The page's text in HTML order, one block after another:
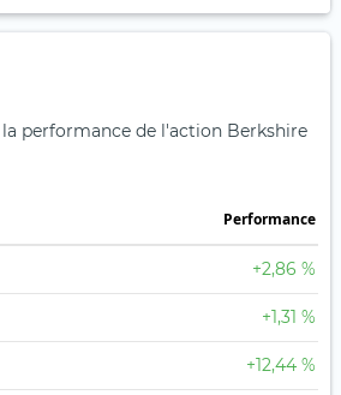
performance de l'action Berkshire
Performance
+2,86 %
+1,31 %
+12,44 %